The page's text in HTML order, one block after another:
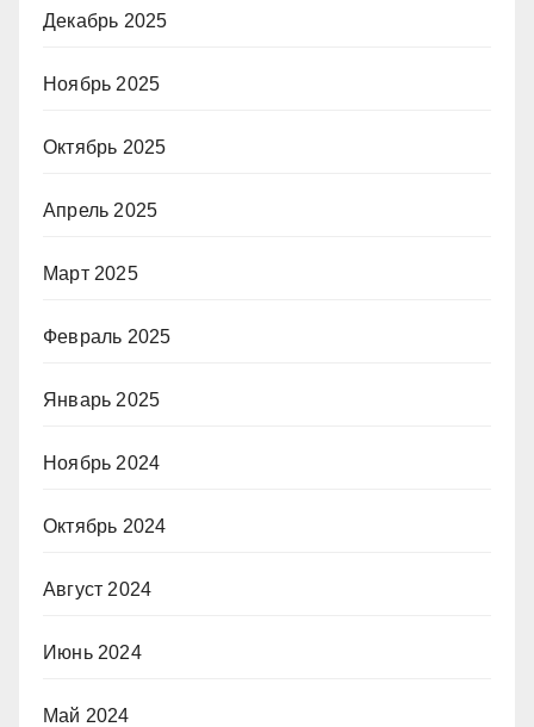
Декабрь 2025
Ноябрь 2025
Октябрь 2025
Апрель 2025
Март 2025
Февраль 2025
Январь 2025
Ноябрь 2024
Октябрь 2024
Август 2024
Июнь 2024
Май 2024